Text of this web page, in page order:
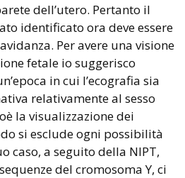
dell’utero. Pertanto il
identificato ora deve essere
Per avere una visione
fetale io suggerisco
in cui l’ecografia sia
relativamente al sesso
la visualizzazione dei
si esclude ogni possibilità
caso, a seguito della NIPT,
del cromosoma Y, ci